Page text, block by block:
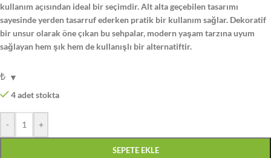
kullanım açısından ideal bir seçimdir. Alt alta geçebilen tasarımı
sayesinde yerden tasarruf ederken pratik bir kullanım sağlar. Dekoratif
bir unsur olarak öne çıkan bu sehpalar, modern yaşam tarzına uyum
sağlayan hem şık hem de kullanışlı bir alternatiftir.
₺
4 adet stokta
- +
SEPETE EKLE